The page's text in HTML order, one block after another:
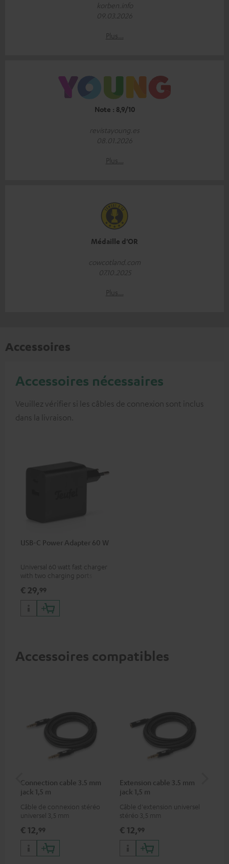
korben.info
09.03.2026
Plus…
Note : 8,9/10
revistayoung.es
08.01.2026
Plus…
Médaille d'OR
cowcotland.com
07.10.2025
Plus…
Accessoires
Accessoires nécessaires
Veuillez vérifier si les câbles de connexion sont inclus
dans la livraison.
USB-C Power Adapter 60 W
Universal 60 watt fast charger
with two charging ports
watts) for headphones &
portables as well as laptops
and additional devices with
up to 60 watts of power and
€ 29,99
Accessoires compatibles
Connection cable 3.5 mm
jack 1,5 m
Câble de connexion stéréo
universel 3,5 mm
€ 12,99
Extension cable 3.5 mm
jack 1,5 m
Câble d'extension universel
stéréo 3,5 mm
€ 12,99